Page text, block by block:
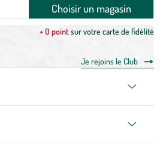
Choisir un magasin
+ 0 pointsur votre carte de fidélité
Je rejoins le Club